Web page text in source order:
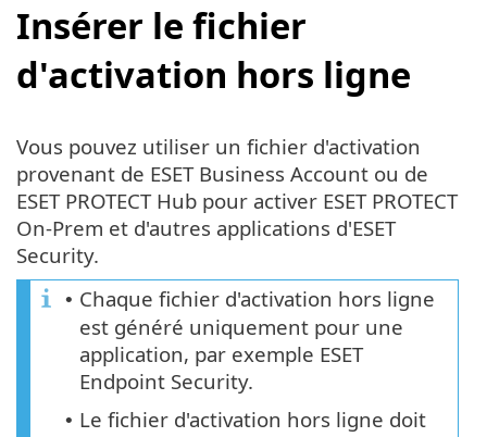
Insérer le fichier
d'activation hors ligne
Vous pouvez utiliser un fichier d'activation
provenant de ESET Business Account ou de
ESET PROTECT Hub pour activer ESET PROTECT
On-Prem et d'autres applications d'ESET
Security.
• Chaque fichier d'activation hors ligne
est généré uniquement pour une
application, par exemple ESET
Endpoint Security.
• Le fichier d'activation hors ligne doit